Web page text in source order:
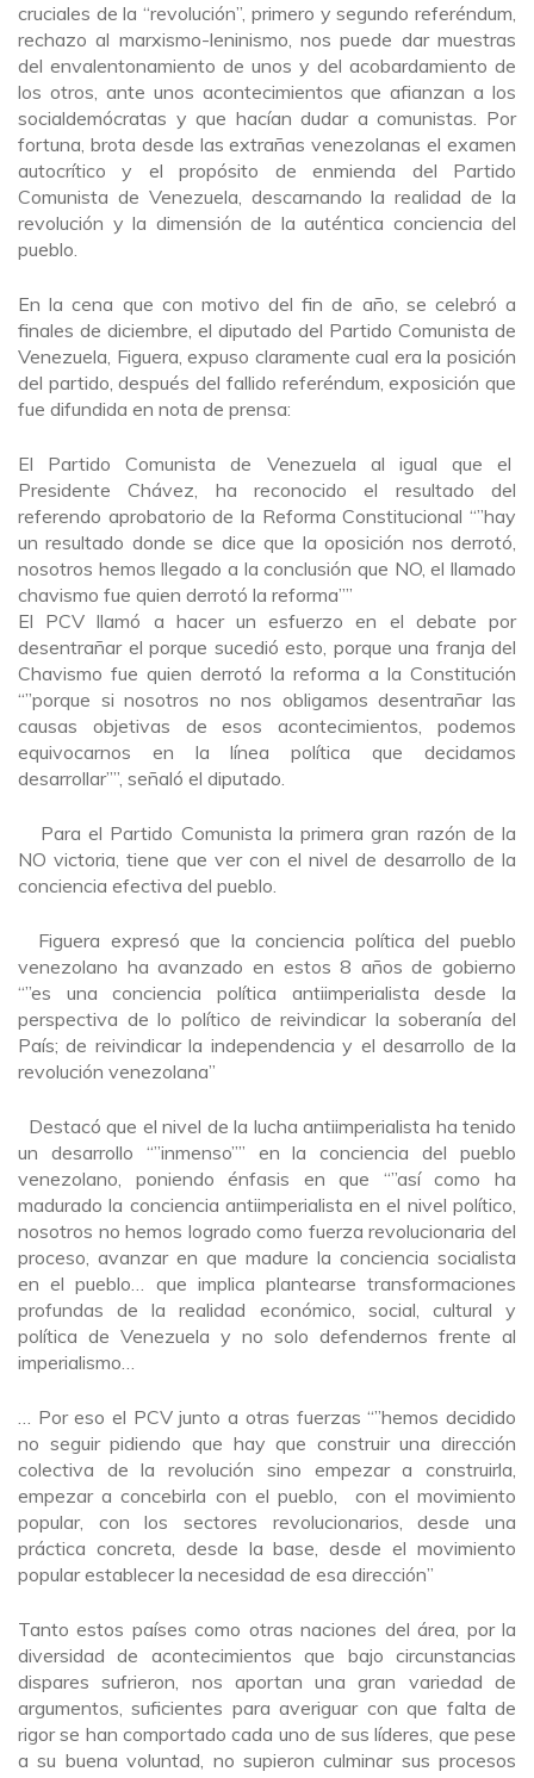
cruciales de la “revolución”, primero y segundo referéndum,
rechazo al marxismo-leninismo, nos puede dar muestras
del envalentonamiento de unos y del acobardamiento de
los otros, ante unos acontecimientos que afianzan a los
socialdemócratas y que hacían dudar a comunistas. Por
fortuna, brota desde las extrañas venezolanas el examen
autocrítico y el propósito de enmienda del Partido
Comunista de Venezuela, descarnando la realidad de la
revolución y la dimensión de la auténtica conciencia del
pueblo.
En la cena que con motivo del fin de año, se celebró a
finales de diciembre, el diputado del Partido Comunista de
Venezuela, Figuera, expuso claramente cual era la posición
del partido, después del fallido referéndum, exposición que
fue difundida en nota de prensa:
El Partido Comunista de Venezuela al igual que el
Presidente Chávez, ha reconocido el resultado del
referendo aprobatorio de la Reforma Constitucional “”hay
un resultado donde se dice que la oposición nos derrotó,
nosotros hemos llegado a la conclusión que NO, el llamado
chavismo fue quien derrotó la reforma””
El PCV llamó a hacer un esfuerzo en el debate por
desentrañar el porque sucedió esto, porque una franja del
Chavismo fue quien derrotó la reforma a la Constitución
“”porque si nosotros no nos obligamos desentrañar las
causas objetivas de esos acontecimientos, podemos
equivocarnos en la línea política que decidamos
desarrollar””, señaló el diputado.
Para el Partido Comunista la primera gran razón de la
NO victoria, tiene que ver con el nivel de desarrollo de la
conciencia efectiva del pueblo.
Figuera expresó que la conciencia política del pueblo
venezolano ha avanzado en estos 8 años de gobierno
“”es una conciencia política antiimperialista desde la
perspectiva de lo político de reivindicar la soberanía del
País; de reivindicar la independencia y el desarrollo de la
revolución venezolana”
Destacó que el nivel de la lucha antiimperialista ha tenido
un desarrollo “”inmenso”” en la conciencia del pueblo
venezolano, poniendo énfasis en que “”así como ha
madurado la conciencia antiimperialista en el nivel político,
nosotros no hemos logrado como fuerza revolucionaria del
proceso, avanzar en que madure la conciencia socialista
en el pueblo… que implica plantearse transformaciones
profundas de la realidad económico, social, cultural y
política de Venezuela y no solo defendernos frente al
imperialismo…
… Por eso el PCV junto a otras fuerzas “”hemos decidido
no seguir pidiendo que hay que construir una dirección
colectiva de la revolución sino empezar a construirla,
empezar a concebirla con el pueblo, con el movimiento
popular, con los sectores revolucionarios, desde una
práctica concreta, desde la base, desde el movimiento
popular establecer la necesidad de esa dirección”
Tanto estos países como otras naciones del área, por la
diversidad de acontecimientos que bajo circunstancias
dispares sufrieron, nos aportan una gran variedad de
argumentos, suficientes para averiguar con que falta de
rigor se han comportado cada uno de sus líderes, que pese
a su buena voluntad, no supieron culminar sus procesos